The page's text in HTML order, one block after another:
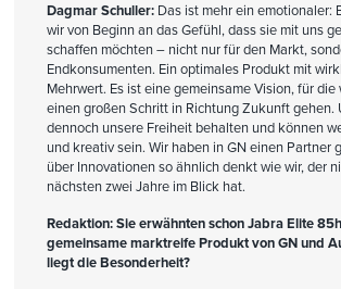
Dagmar Schuller:Das ist mehr ein emotionaler:
wir von Beginn an das Gefühl, dass sie mit uns
schaffen möchten – nicht nur für den Markt,
Endkonsumenten. Ein optimales Produkt mit
Mehrwert. Es ist eine gemeinsame Vision, für die
einen großen Schritt in Richtung Zukunft gehen.
dennoch unsere Freiheit behalten und können
und kreativ sein. Wir haben in GN einen Partner
über Innovationen so ähnlich denkt wie wir, der
nächsten zwei Jahre im Blick hat.
Redaktion: Sie erwähnten schon Jabra Elite
gemeinsame marktreife Produkt von GN und
liegt die Besonderheit?